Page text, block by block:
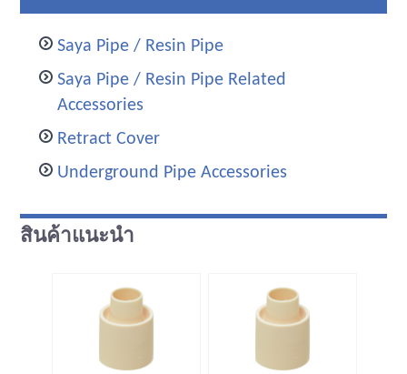
Saya Pipe / Resin Pipe
Saya Pipe / Resin Pipe Related
Accessories
Retract Cover
Underground Pipe Accessories
สินค้าแนะนำ